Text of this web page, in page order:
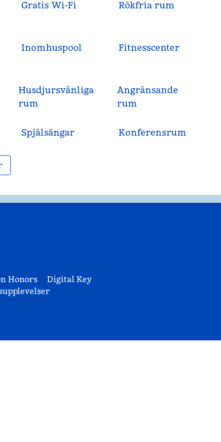
Gratis Wi-Fi Rökfria rum
Inomhuspool Fitnesscenter
Husdjursvänliga
rum
Angränsande
rum
Spjälsängar Konferensrum
Honors
Digital Key